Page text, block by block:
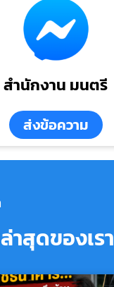
สำนักงาน มนตรี
ส่งข้อความ
าสุดของเรา